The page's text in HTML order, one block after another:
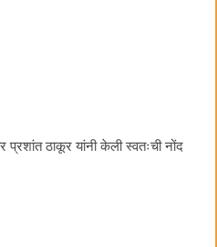
ठाकूर यांनी केली स्वतःची नोंद